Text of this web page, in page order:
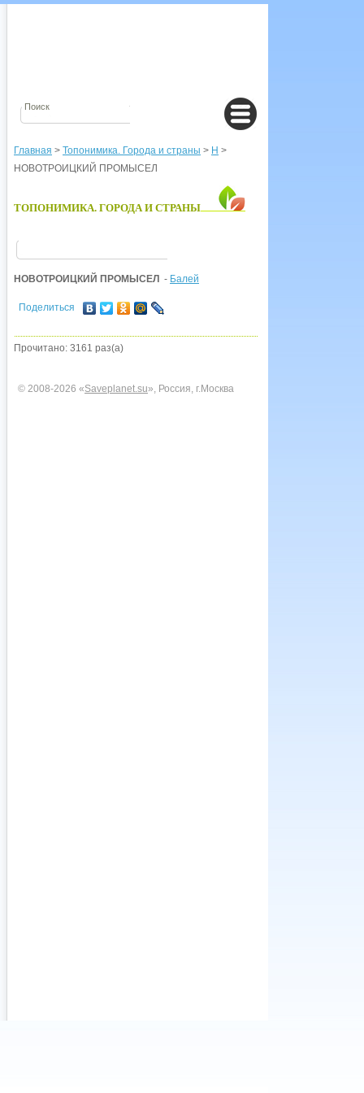
Главная > Топонимика. Города и страны > Н >
НОВОТРОИЦКИЙ ПРОМЫСЕЛ
ТОПОНИМИКА. ГОРОДА И СТРАНЫ
НОВОТРОИЦКИЙ ПРОМЫСЕЛ - Балей
Поделиться
Прочитано: 3161 раз(а)
© 2008-2026 «Saveplanet.su», Россия, г.Москва